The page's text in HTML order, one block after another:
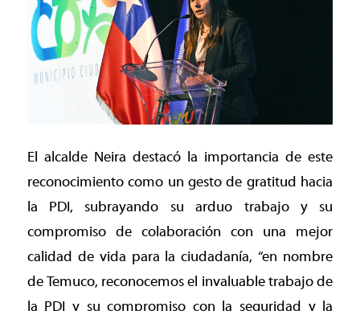
El alcalde Neira destacó la importancia de este
reconocimiento como un gesto de gratitud hacia
la PDI, subrayando su arduo trabajo y su
compromiso de colaboración con una mejor
calidad de vida para la ciudadanía, “en nombre
de Temuco, reconocemos el invaluable trabajo de
la PDI y su compromiso con la seguridad y la